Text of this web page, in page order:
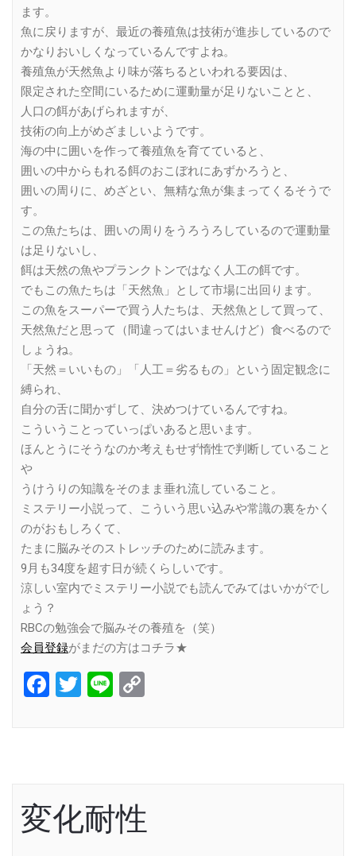
ます。
魚に戻りますが、最近の養殖魚は技術が進歩しているので
かなりおいしくなっているんですよね。
養殖魚が天然魚より味が落ちるといわれる要因は、
限定された空間にいるために運動量が足りないことと、
人口の餌があげられますが、
技術の向上がめざましいようです。
海の中に囲いを作って養殖魚を育てていると、
囲いの中からもれる餌のおこぼれにあずかろうと、
囲いの周りに、めざとい、無精な魚が集まってくるそうで
す。
この魚たちは、囲いの周りをうろうろしているので運動量
は足りないし、
餌は天然の魚やプランクトンではなく人工の餌です。
でもこの魚たちは「天然魚」として市場に出回ります。
この魚をスーパーで買う人たちは、天然魚として買って、
天然魚だと思って（間違ってはいませんけど）食べるので
しょうね。
「天然＝いいもの」「人工＝劣るもの」という固定観念に
縛られ、
自分の舌に聞かずして、決めつけているんですね。
こういうことっていっぱいあると思います。
ほんとうにそうなのか考えもせず惰性で判断していること
や
うけうりの知識をそのまま垂れ流していること。
ミステリー小説って、こういう思い込みや常識の裏をかく
のがおもしろくて、
たまに脳みそのストレッチのために読みます。
9月も34度を超す日が続くらしいです。
涼しい室内でミステリー小説でも読んでみてはいかがでし
ょう？
RBCの勉強会で脳みその養殖を（笑）
会員登録がまだの方はコチラ★
Facebook
Twitter
Line
変化耐性